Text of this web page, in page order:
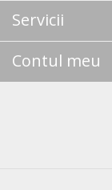
Servicii
Contul meu